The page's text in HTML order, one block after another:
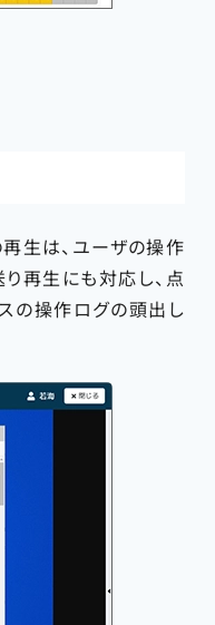
生は、ユーザの操作
再生にも対応し、点
の操作ログの頭出し